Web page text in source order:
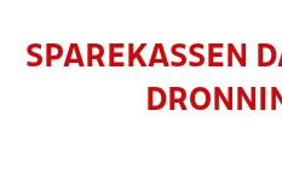
SPAREKASSEN